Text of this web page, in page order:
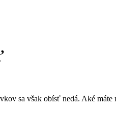
sa však obísť nedá. Aké